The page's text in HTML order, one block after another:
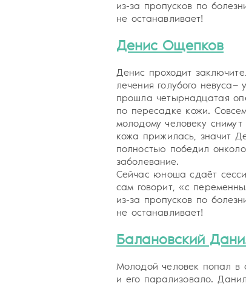
из-за пропусков по
не останавливает!
Денис Ощепков
Денис проходит
лечения голубого невуса—
прошла четырнадцатая
по пересадке кожи.
молодому человеку снимут
кожа прижилась, значит
полностью победил
заболевание.
Сейчас юноша сдаёт
сам говорит, «с
из-за пропусков по
не останавливает!
Балановский
Молодой человек попал в
и его парализовало.